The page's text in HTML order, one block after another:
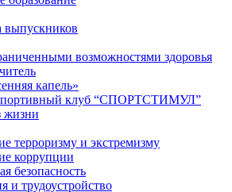
выпускников
возможностями здоровья
капель»
клуб “СПОРТСТИМУЛ”
жизни
терроризму и экстремизму
коррупции
безопасность
и трудоустройство